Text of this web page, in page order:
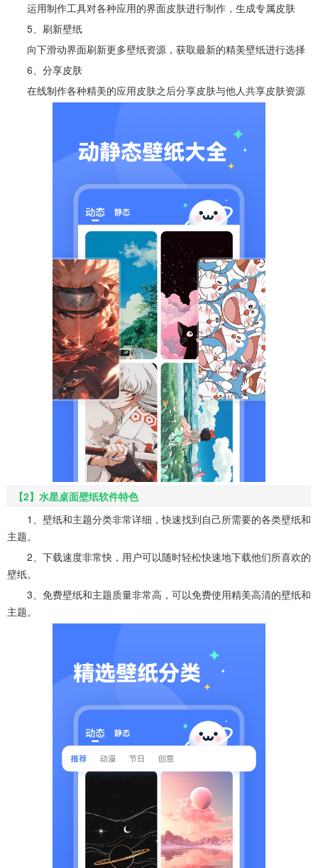
运用制作工具对各种应用的界面皮肤进行制作，生成专属皮肤
5、刷新壁纸
向下滑动界面刷新更多壁纸资源，获取最新的精美壁纸进行选择
6、分享皮肤
在线制作各种精美的应用皮肤之后分享皮肤与他人共享皮肤资源
【2】水星桌面壁纸软件特色
1、壁纸和主题分类非常详细，快速找到自己所需要的各类壁纸和
主题。
2、下载速度非常快，用户可以随时轻松快速地下载他们所喜欢的
壁纸。
3、免费壁纸和主题质量非常高，可以免费使用精美高清的壁纸和
主题。